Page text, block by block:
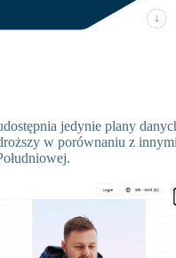
jedynie plany
w porównaniu z